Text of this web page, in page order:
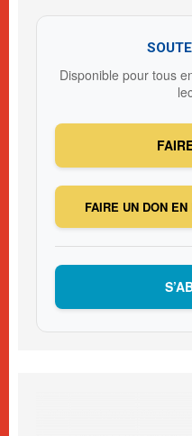
Disponible pour tous
FAIRE UN DON